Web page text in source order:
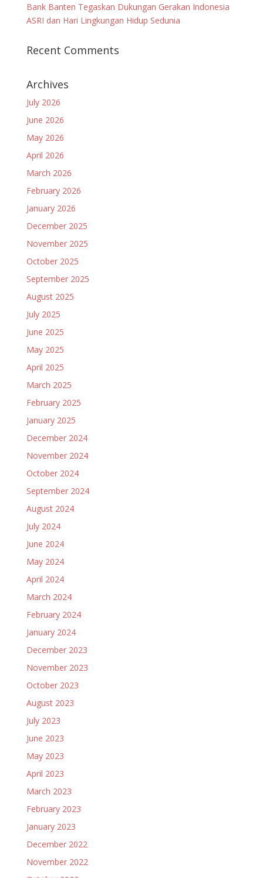
Bank Banten Tegaskan Dukungan Gerakan Indonesia
ASRI dan Hari Lingkungan Hidup Sedunia
Recent Comments
Archives
July 2026
June 2026
May 2026
April 2026
March 2026
February 2026
January 2026
December 2025
November 2025
October 2025
September 2025
August 2025
July 2025
June 2025
May 2025
April 2025
March 2025
February 2025
January 2025
December 2024
November 2024
October 2024
September 2024
August 2024
July 2024
June 2024
May 2024
April 2024
March 2024
February 2024
January 2024
December 2023
November 2023
October 2023
August 2023
July 2023
June 2023
May 2023
April 2023
March 2023
February 2023
January 2023
December 2022
November 2022